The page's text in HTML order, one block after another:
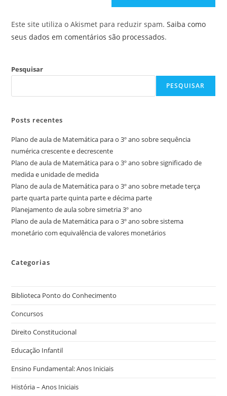
Este site utiliza o Akismet para reduzir spam.Saiba como
seus dados em comentários são processados.
Pesquisar
PESQUISAR
Posts recentes
Plano de aula de Matemática para o 3º ano sobre sequência
numérica crescente e decrescente
Plano de aula de Matemática para o 3º ano sobre significado de
medida e unidade de medida
Plano de aula de Matemática para o 3º ano sobre metade terça
parte quarta parte quinta parte e décima parte
Planejamento de aula sobre simetria 3º ano
Plano de aula de Matemática para o 3º ano sobre sistema
monetário com equivalência de valores monetários
Categorias
Biblioteca Ponto do Conhecimento
Concursos
Direito Constitucional
Educação Infantil
Ensino Fundamental: Anos Iniciais
História – Anos Iniciais